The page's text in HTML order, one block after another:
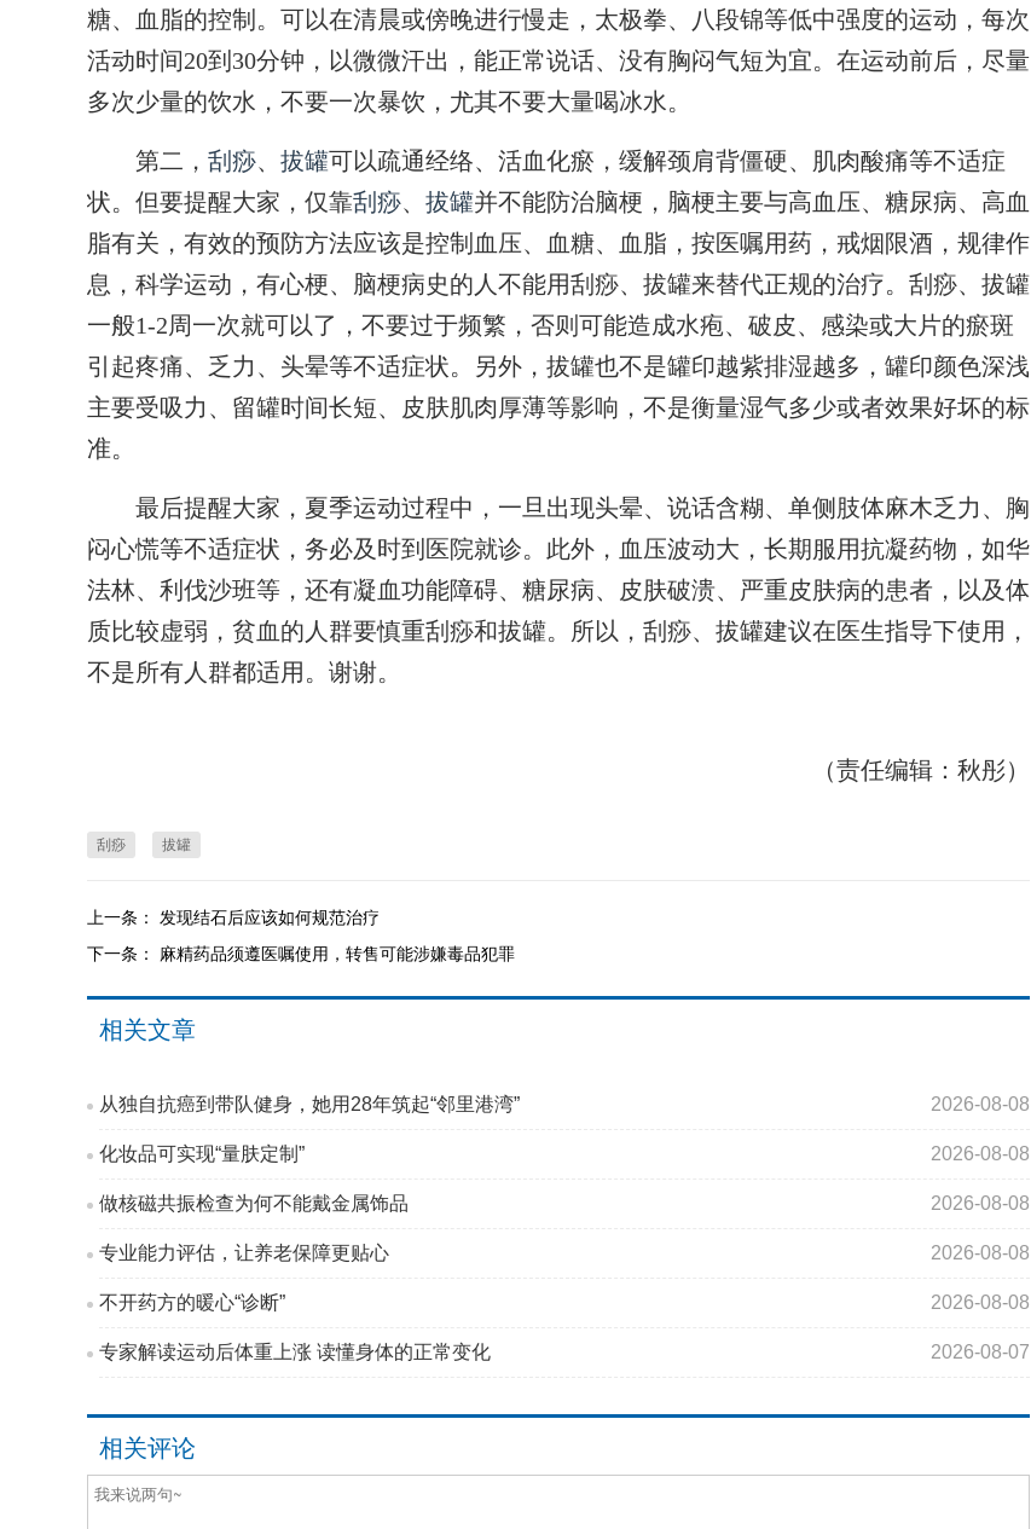
糖、血脂的控制。可以在清晨或傍晚进行慢走，太极拳、八段锦等低中强度的运动，每次
活动时间20到30分钟，以微微汗出，能正常说话、没有胸闷气短为宜。在运动前后，尽量
多次少量的饮水，不要一次暴饮，尤其不要大量喝冰水。
第二， 刮痧、 拔罐可以疏通经络、活血化瘀，缓解颈肩背僵硬、肌肉酸痛等不适症
状。但要提醒大家，仅靠刮痧、 拔罐并不能防治脑梗，脑梗主要与高血压、糖尿病、高血
脂有关，有效的预防方法应该是控制血压、血糖、血脂，按医嘱用药，戒烟限酒，规律作
息，科学运动，有心梗、脑梗病史的人不能用刮痧、拔罐来替代正规的治疗。刮痧、拔罐
一般1-2周一次就可以了，不要过于频繁，否则可能造成水疱、破皮、感染或大片的瘀斑
引起疼痛、乏力、头晕等不适症状。另外，拔罐也不是罐印越紫排湿越多，罐印颜色深浅
主要受吸力、留罐时间长短、皮肤肌肉厚薄等影响，不是衡量湿气多少或者效果好坏的标
准。
最后提醒大家，夏季运动过程中，一旦出现头晕、说话含糊、单侧肢体麻木乏力、胸
闷心慌等不适症状，务必及时到医院就诊。此外，血压波动大，长期服用抗凝药物，如华
法林、利伐沙班等，还有凝血功能障碍、糖尿病、皮肤破溃、严重皮肤病的患者，以及体
质比较虚弱，贫血的人群要慎重刮痧和拔罐。所以，刮痧、拔罐建议在医生指导下使用，
不是所有人群都适用。谢谢。
（责任编辑：秋彤）
刮痧 拔罐
上一条： 发现结石后应该如何规范治疗
下一条： 麻精药品须遵医嘱使用，转售可能涉嫌毒品犯罪
相关文章
从独自抗癌到带队健身，她用28年筑起“邻里港湾” 2026-08-08
化妆品可实现“量肤定制” 2026-08-08
做核磁共振检查为何不能戴金属饰品 2026-08-08
专业能力评估，让养老保障更贴心 2026-08-08
不开药方的暖心“诊断” 2026-08-08
专家解读运动后体重上涨 读懂身体的正常变化 2026-08-07
相关评论